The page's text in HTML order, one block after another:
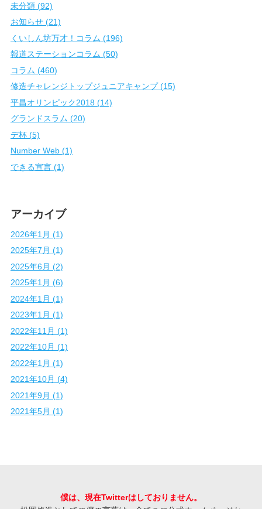
未分類 (92)
お知らせ (21)
くいしん坊万才！コラム (196)
報道ステーションコラム (50)
コラム (460)
修造チャレンジトップジュニアキャンプ (15)
平昌オリンピック2018 (14)
グランドスラム (20)
デ杯 (5)
Number Web (1)
できる宣言 (1)
アーカイブ
2026年1月 (1)
2025年7月 (1)
2025年6月 (2)
2025年1月 (6)
2024年1月 (1)
2023年1月 (1)
2022年11月 (1)
2022年10月 (1)
2022年1月 (1)
2021年10月 (4)
2021年9月 (1)
2021年5月 (1)
僕は、現在Twitterはしておりません。